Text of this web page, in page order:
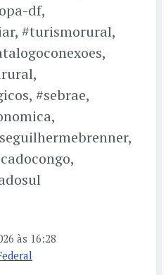
df,
#turismorural,
#sebrae,
às 16:28